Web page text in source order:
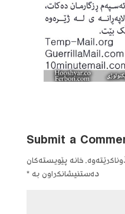
Submit a
خانە پێویستەکان
دەستنیشانکراون بە*